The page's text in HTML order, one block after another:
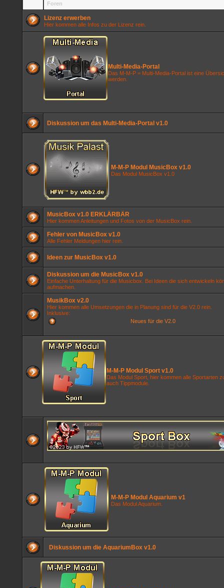
Foren
Lizenz erwerben
Hier kommen alle Infos zu der Lizenz rein.
Multi-Media-Portal
Das M-M-P = Multi-Media-Portal ist eine
werden.
Diskussion um das Multi-Media-Portal v1.0
M-M-P Modul MusicBox v1.0
Das Modul MusicBox v1.0
MusicBox v1.0 ERKLÄRBÄR
Hier kommen Anleitungen und Fotos von der MusicBox rein.
Fehler von MusicBox v1.0
Alle Fehler Meldungen hier rein.
Ideen zur MusicBox v1.0
Diskussion um die MusicBox v1.0
Einfache Unterhaltung für die Musicbox. Bei Ideen die sich entwickeln
aufmachen.
MusikBox v2.0
Hier kommen alle Umsetzungen die in Planung sind für die V2.0 rein.
Inklusive:
Neues für die V2.0
M-M-P Modul Sport v1.0
Das Modul Sport, hier kommen alle Sportarten
auch Tippmodule.
M-M-P Modul Aquarium v1
Das Modul Aquarium.
Diskussion um die AquariumBox v1.0